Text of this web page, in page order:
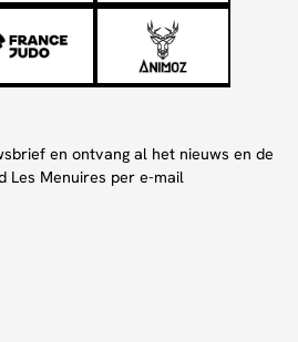
en ontvang al het nieuws en de
Les Menuires per e-mail